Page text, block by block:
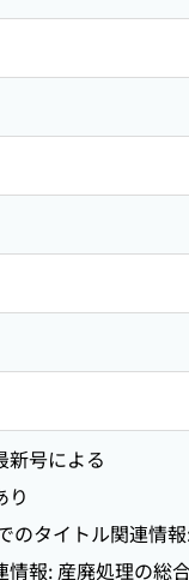
新号による
り
のタイトル関連
情報: 産廃処理の総